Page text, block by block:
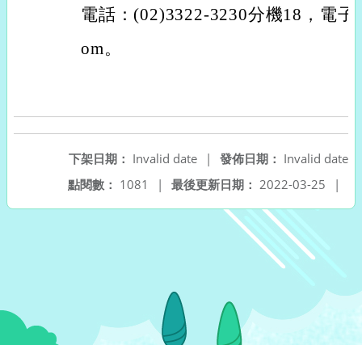
電話：(02)3322-3230分機18，電子
om。
發佈日期： Invalid date
下架日期： Invalid date
|
最後更新日期： 2022-03-25 |
點閱數： 1081 |